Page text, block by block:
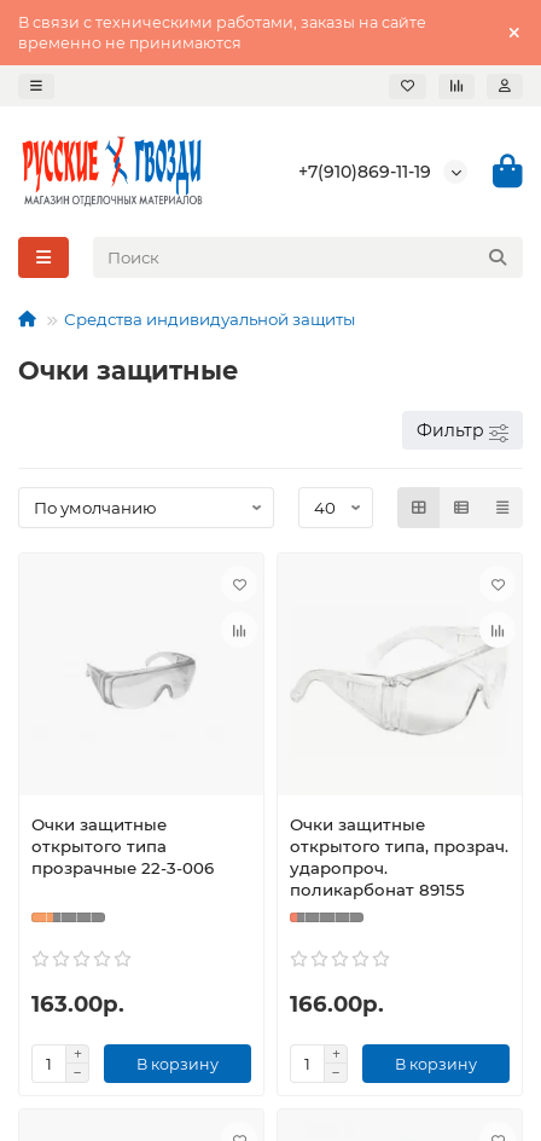
В связи с техническими работами, заказы на сайте
временно не принимаются
+7(910)869-11-19
Средства индивидуальной защиты
Очки защитные
Фильтр
Очки защитные
открытого типа
прозрачные 22-3-006
163.00р.
В корзину
Очки защитные
открытого типа, прозрач.
ударопроч.
поликарбонат 89155
166.00р.
В корзину